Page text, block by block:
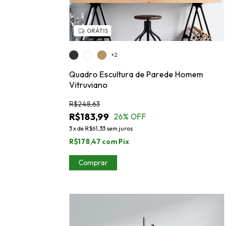
GRÁTIS
Quadro Escultura de Parede Homem
Vitruviano
R$183,99
R$248,63
26% OFF
3xde R$61,33 sem juros
R$178,47 com Pix
+2
Comprar